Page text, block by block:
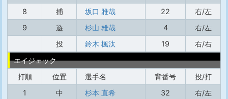
8
捕 坂口 雅哉 22
右/左
9
遊 杉山 雄哉 4
右/左
投
鈴木 楓汰 19
右/右
エイジェック
打順
位置 選手名 背番号
投/打
1
中 杉本 直希 32
右/左